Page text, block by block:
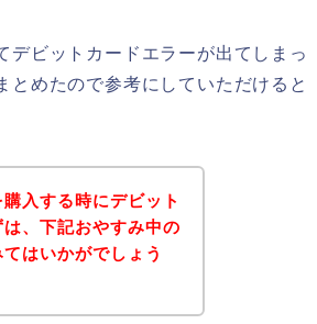
デビットカードエラーが出てしまっ
とめたので参考にしていただけると
入する時にデビット
、下記おやすみ中の
はいかがでしょう